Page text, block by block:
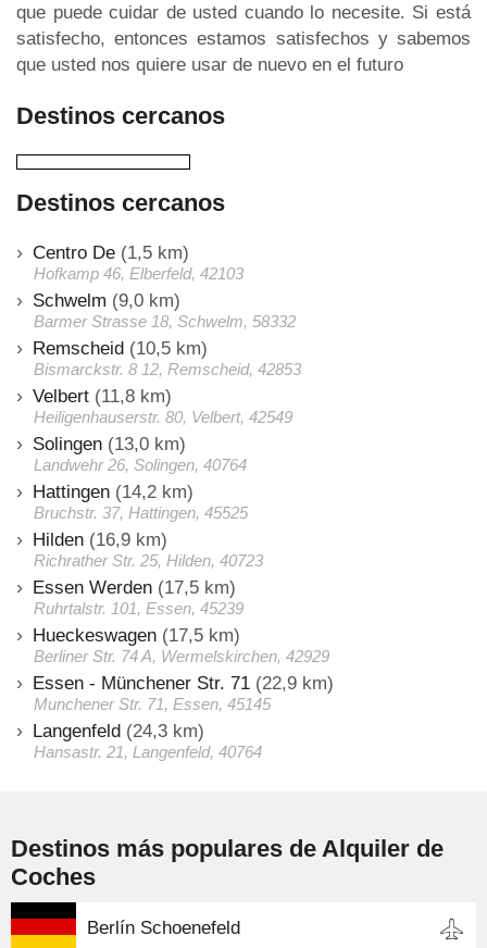
que puede cuidar de usted cuando lo necesite. Si está
satisfecho, entonces estamos satisfechos y sabemos
que usted nos quiere usar de nuevo en el futuro
Destinos cercanos
Destinos cercanos
Centro De (1,5 km)
Hofkamp 46, Elberfeld, 42103
Schwelm (9,0 km)
Barmer Strasse 18, Schwelm, 58332
Remscheid (10,5 km)
Bismarckstr. 8 12, Remscheid, 42853
Velbert (11,8 km)
Heiligenhauserstr. 80, Velbert, 42549
Solingen (13,0 km)
Landwehr 26, Solingen, 40764
Hattingen (14,2 km)
Bruchstr. 37, Hattingen, 45525
Hilden (16,9 km)
Richrather Str. 25, Hilden, 40723
Essen Werden (17,5 km)
Ruhrtalstr. 101, Essen, 45239
Hueckeswagen (17,5 km)
Berliner Str. 74 A, Wermelskirchen, 42929
Essen - Münchener Str. 71 (22,9 km)
Munchener Str. 71, Essen, 45145
Langenfeld (24,3 km)
Hansastr. 21, Langenfeld, 40764
Destinos más populares de Alquiler de
Coches
Berlín Schoenefeld